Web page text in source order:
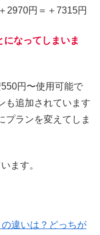
2970円＝＋7315円
なってしまいま
円〜使用可能で
も追加されています
プランを変えてしま
ます。
違いは？どっちが